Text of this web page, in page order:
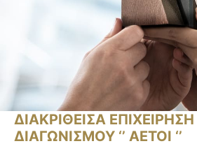
ΔΙΑΚΡΙΘΕΙΣΑ
ΔΙΑΓΩΝΙΣΜΟΥ ‘’ ΑΕΤΟΙ ‘’